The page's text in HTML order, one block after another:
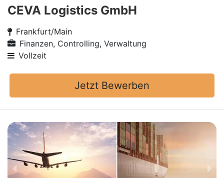
CEVA Logistics GmbH
Frankfurt/Main
Finanzen, Controlling, Verwaltung
Vollzeit
Jetzt Bewerben